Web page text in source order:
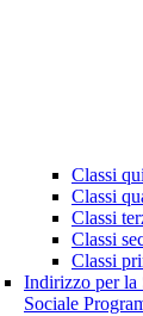
Classi
Classi
Classi
Classi
Classi
Indirizzo per la
Sociale